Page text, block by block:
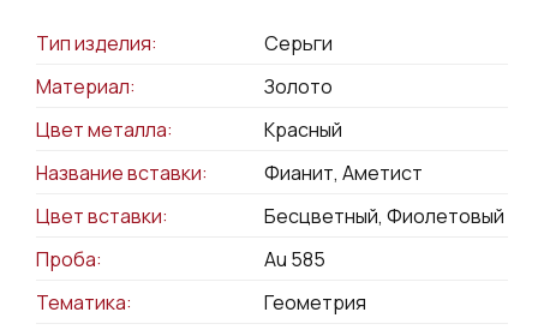
Тип изделия:
Серьги
Материал:
Золото
Цвет металла:
Красный
Название вставки:
Фианит, Аметист
Цвет вставки:
Бесцветный, Фиолетовый
Проба:
Au 585
Тематика:
Геометрия